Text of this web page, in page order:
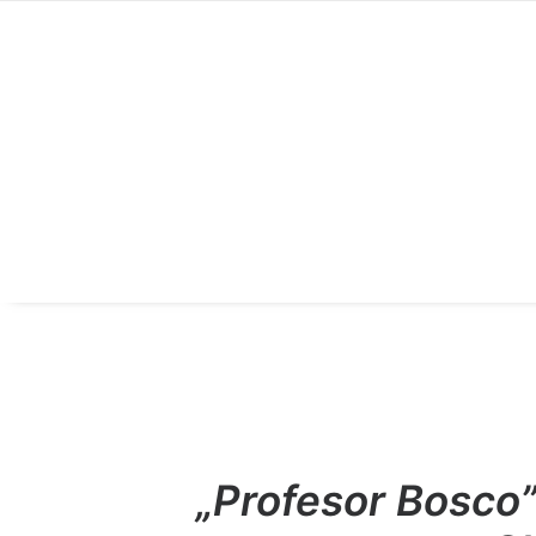
„Profesor